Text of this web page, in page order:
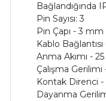
Bağlandığında
Pin Sayısı: 3
Pin Çapı - 3 mm
Kablo
Anma Akımı -
Çalışma
Kontak Direnci
Dayanma